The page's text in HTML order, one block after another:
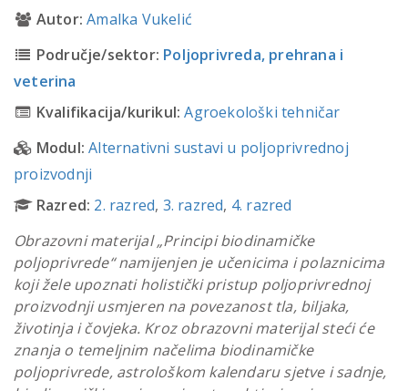
Autor: Amalka Vukelić
Područje/sektor: Poljoprivreda, prehrana i
veterina
Kvalifikacija/kurikul: Agroekološki tehničar
Modul: Alternativni sustavi u poljoprivrednoj
proizvodnji
Razred: 2. razred, 3. razred, 4. razred
Obrazovni materijal „Principi biodinamičke
poljoprivrede“ namijenjen je učenicima i polaznicima
koji žele upoznati holistički pristup poljoprivrednoj
proizvodnji usmjeren na povezanost tla, biljaka,
životinja i čovjeka. Kroz obrazovni materijal steći će
znanja o temeljnim načelima biodinamičke
poljoprivrede, astrološkom kalendaru sjetve i sadnje,